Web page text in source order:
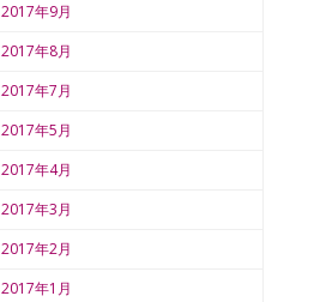
2017年9月
2017年8月
2017年7月
2017年5月
2017年4月
2017年3月
2017年2月
2017年1月